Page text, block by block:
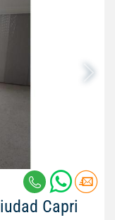
Capri